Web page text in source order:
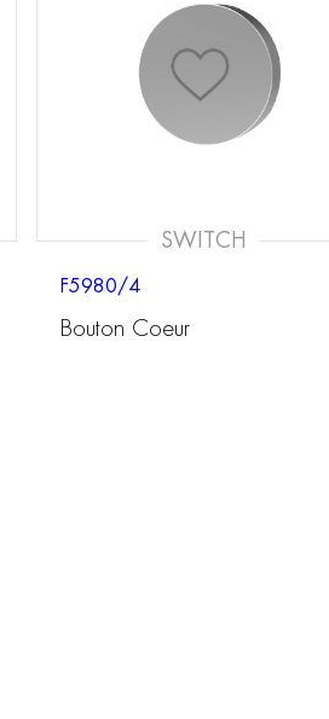
SWITCH
F5980/4
Bouton Coeur